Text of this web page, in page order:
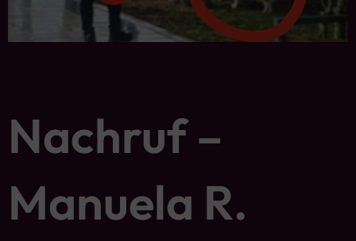
Nachruf –
Manuela R.